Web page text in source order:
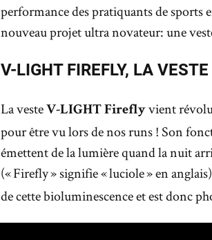
performance des pratiquants de sports
nouveau projet ultra novateur: une
V-LIGHT FIREFLY, LA
La veste V-LIGHT Firefly vient
pour être vu lors de nos runs ! Son
émettent de la lumière quand la nuit
(« Firefly » signifie « luciole » en
de cette bioluminescence et est donc